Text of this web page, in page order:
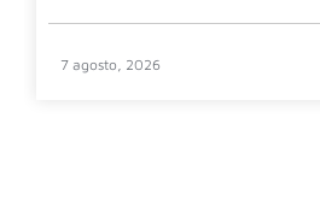
7 agosto, 2026